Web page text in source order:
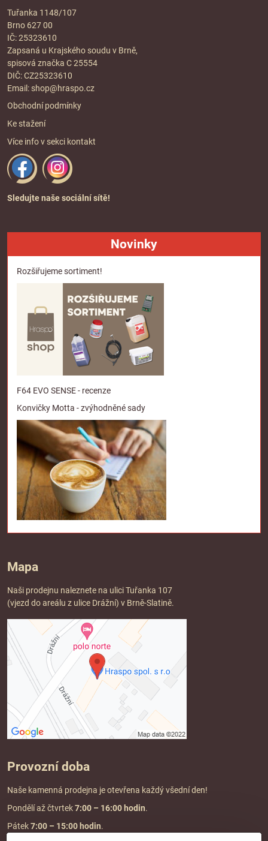
Tuřanka 1148/107
Brno 627 00
IČ: 25323610
Zapsaná u Krajského soudu v Brně,
spisová značka C 25554
DIČ: CZ25323610
Email: shop@hraspo.cz
Obchodní podmínky
Ke stažení
Více info v sekci kontakt
Sledujte naše sociální sítě!
Novinky
Rozšiřujeme sortiment!
F64 EVO SENSE - recenze
Konvičky Motta - zvýhodněné sady
Mapa
Naši prodejnu naleznete na ulici Tuřanka 107
(vjezd do areálu z ulice Drážní) v Brně-Slatině.
Provozní doba
Naše kamenná prodejna je otevřena každý všední den!
Pondělí až čtvrtek7:00 – 16:00 hodin.
Pátek7:00 – 15:00 hodin.